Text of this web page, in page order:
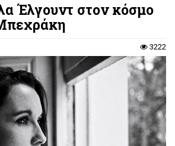
Έλγουντ στον κόσμο
3222